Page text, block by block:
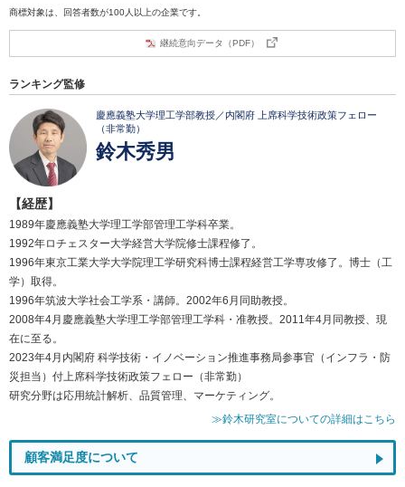
商標対象は、回答者数が100人以上の企業です。
継続意向データ（PDF）
ランキング監修
慶應義塾大学理工学部教授／内閣府 上席科学技術政策フェロー
（非常勤）
鈴木秀男
【経歴】
1989年慶應義塾大学理工学部管理工学科卒業。
1992年ロチェスター大学経営大学院修士課程修了。
1996年東京工業大学大学院理工学研究科博士課程経営工学専攻修了。博士（工
学）取得。
1996年筑波大学社会工学系・講師。2002年6月同助教授。
2008年4月慶應義塾大学理工学部管理工学科・准教授。2011年4月同教授、現
在に至る。
2023年4月内閣府 科学技術・イノベーション推進事務局参事官（インフラ・防
災担当）付上席科学技術政策フェロー（非常勤）
研究分野は応用統計解析、品質管理、マーケティング。
≫鈴木研究室についての詳細はこちら
顧客満足度について